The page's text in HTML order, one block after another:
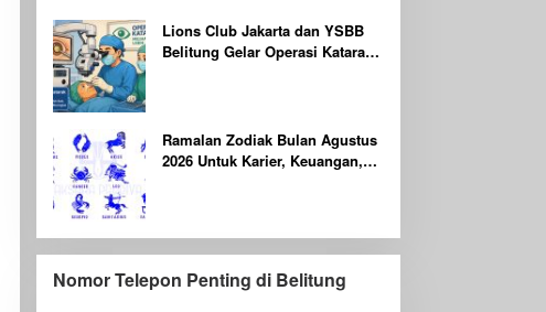
Lions Club Jakarta dan YSBB
Belitung Gelar Operasi Katarak
Ramalan Zodiak Bulan Agustus
2026 Untuk Karier, Keuangan,
Nomor Telepon Penting di Belitung